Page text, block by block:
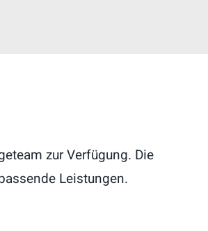
zur Verfügung. Die
Leistungen.